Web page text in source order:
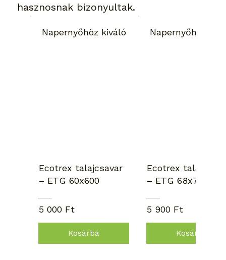
hasznosnak bizonyultak.
Napernyőhöz kiváló
Ecotrex talajcsavar
– ETG 60x600
5 000 Ft
Kosárba
Napernyőhöz
Ecotrex
– ETG 68x700
5 900 Ft
Kosárba